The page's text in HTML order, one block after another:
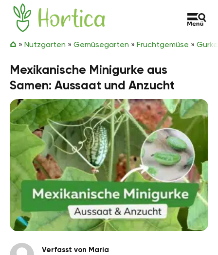
Zum Inhalt springen
Hortica
» Nutzgarten » Gemüsegarten » Fruchtgemüse »
Mexikanische Minigurke aus
Samen: Aussaat und Anzucht
Verfasst von Maria